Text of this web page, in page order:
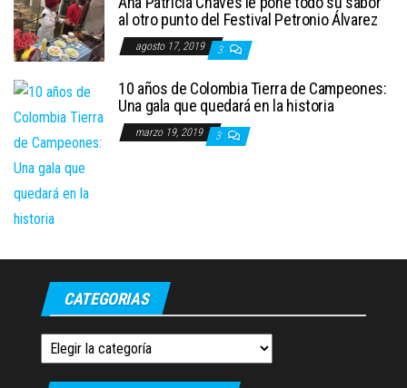
al otro punto del Festival Petronio Álvarez
agosto 17, 2019 3
10 años de Colombia Tierra de Campeones:
Una gala que quedará en la historia
marzo 19, 2019 3
CATEGORIAS
Categorias